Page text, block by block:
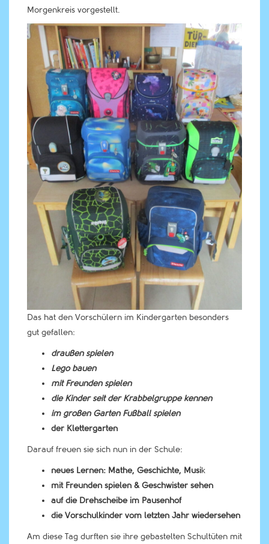
Morgenkreis vorgestellt.
Das hat den Vorschülern im Kindergarten besonders
gut gefallen:
draußen spielen
Lego bauen
mit Freunden spielen
die Kinder seit der Krabbelgruppe kennen
im großen Garten Fußball spielen
der Klettergarten
Darauf freuen sie sich nun in der Schule:
neues Lernen: Mathe, Geschichte, Musik
mit Freunden spielen & Geschwister sehen
auf die Drehscheibe im Pausenhof
die Vorschulkinder vom letzten Jahr wiedersehen
Am diese Tag durften sie ihre gebastelten Schultüten mit